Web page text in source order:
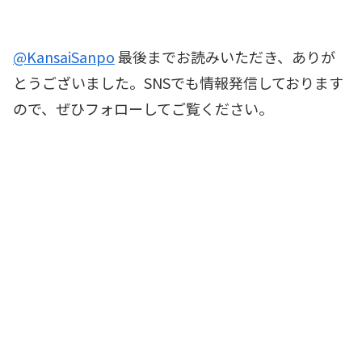
@KansaiSanpo最後までお読みいただき、ありが
とうございました。SNSでも情報発信しております
ので、ぜひフォローしてご覧ください。